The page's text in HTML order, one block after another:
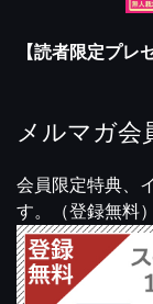
【読者限定プレ
メルマガ会
会員限定特典、
す。（登録無料）